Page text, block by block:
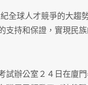
全球人才競爭的大趨
支持和保證，實現民
試辦公室２４日在廈